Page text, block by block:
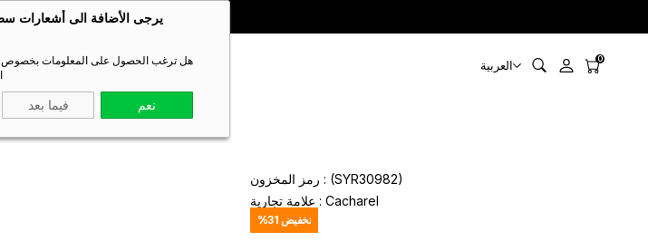
فيما بعد نعم
🎁 خصم خاص **10%** على طلبك الأول!
العربية 0
رمز المخزون
(SYR30982)
علامة تجارية : Cacharel
%31 تخفيض